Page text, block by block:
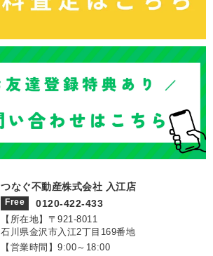
つなぐ不動産株式会社 入江店
Free 0120-422-433
【所在地】〒921‐8011
石川県金沢市入江2丁目169番地
【営業時間】9:00～18:00